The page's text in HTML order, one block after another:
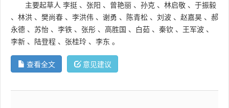
主要起草人 李挺 、 张阳 、 曾艳丽 、 孙克 、 林启敬 、 于振毅
、 林洪 、 樊尚春 、 李洪伟 、 谢勇 、 陈青松 、 刘波 、 赵嘉昊 、 郝
永德 、 苏怡 、 李铁 、 张彤 、 高胜国 、 白茹 、 秦钦 、 王军波 、
李新 、 陆登程 、 张桂玲 、 李东 。
查看全文 意见建议